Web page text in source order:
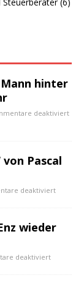
hinter
deaktiviert
Pascal
deaktiviert
wieder
deaktiviert